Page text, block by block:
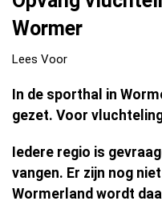
Wormer
Lees Voor
In de sporthal in
gezet. Voor
Iedere regio is
vangen. Er zijn nog
Wormerland wordt